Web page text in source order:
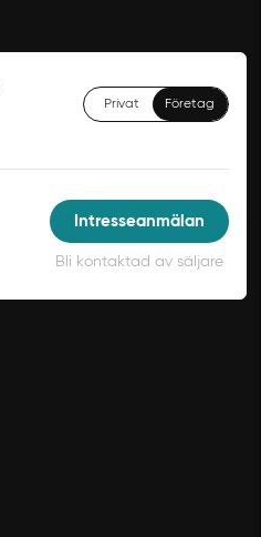
Privat Företag
Intresseanmälan
Bli kontaktad av säljare